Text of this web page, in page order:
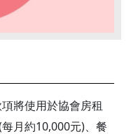
將使用於協會房租
月約10,000元)、餐